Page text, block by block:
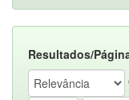
Resultados/